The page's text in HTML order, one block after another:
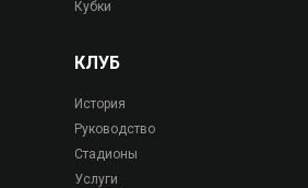
Кубки
КЛУБ
История
Руководство
Стадионы
Услуги